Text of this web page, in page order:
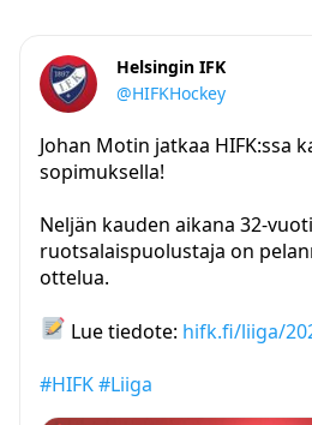
Helsingin IFK
@HIFKHockey
Johan Motin jatkaa HIFK:ssa
sopimuksella!
Neljän kauden aikana 32-
ruotsalaispuolustaja on
ottelua.
Lue tiedote: hifk.fi/liiga/
#HIFK#Liiga